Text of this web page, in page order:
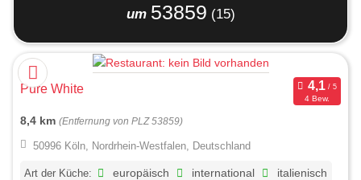
um 53859 (15)
Pure White
4 Bew.
8,4 km (Entfernung von PLZ 53859)
50996 Köln, Nordrhein-Westfalen, Deutschland
Art der Küche: europäisch international italienisch